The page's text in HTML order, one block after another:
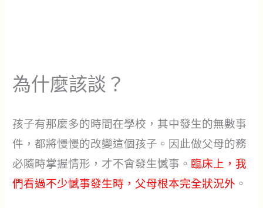
為什麼該談？
孩子有那麼多的時間在學校，其中發生的無數事
件，都將慢慢的改變這個孩子。因此做父母的務
必隨時掌握情形，才不會發生憾事。 臨床上，我
們看過不少憾事發生時，父母根本完全狀況外 。